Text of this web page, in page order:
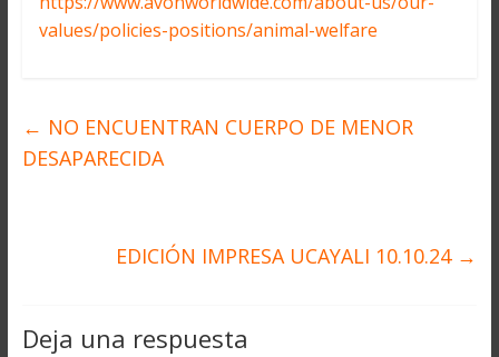
values/policies-positions/animal-welfare
← NO ENCUENTRAN CUERPO DE MENOR
DESAPARECIDA
EDICIÓN IMPRESA UCAYALI 10.10.24 →
Deja una respuesta